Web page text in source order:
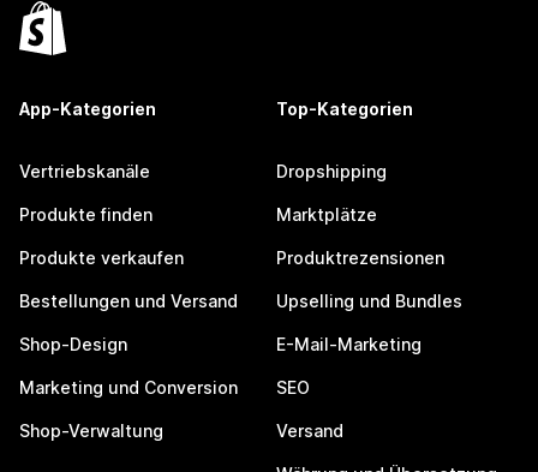
App-Kategorien
Vertriebskanäle
Produkte finden
Produkte verkaufen
Bestellungen und Versand
Shop-Design
Marketing und Conversion
Shop-Verwaltung
Top-Kategorien
Dropshipping
Marktplätze
Produktrezensionen
Upselling und Bundles
E-Mail-Marketing
SEO
Versand